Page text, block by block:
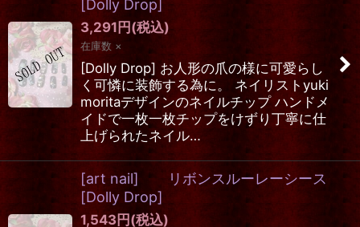
[Dolly Drop]
3,291 円 (税込)
在庫数 ×
[Dolly Drop] お人形の爪の様に可愛らし
く可憐に装飾する為に。 ネイリストyuki
moritaデザインのネイルチップ ハンドメ
イドで一枚一枚チップをけずり丁寧に仕
上げられたネイル…
[art nail] リボンスルーレーシース
[Dolly Drop]
1,543円 (税込)